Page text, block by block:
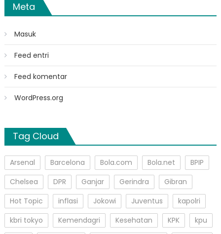
Meta
Masuk
Feed entri
Feed komentar
WordPress.org
Tag Cloud
Arsenal Barcelona Bola.com Bola.net
BPIP
Chelsea
DPR Ganjar Gerindra
Gibran
Hot Topic
inflasi Jokowi Juventus
kapolri
kbri tokyo
Kemendagri Kesehatan KPK
kpu